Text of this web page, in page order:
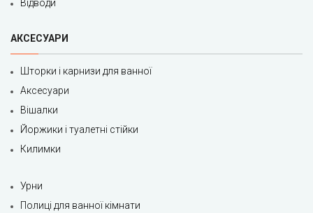
Відводи
АКСЕСУАРИ
Шторки і карнизи для ванної
Аксесуари
Вішалки
Йоржики і туалетні стійки
Килимки
Урни
Полиці для ванної кімнати